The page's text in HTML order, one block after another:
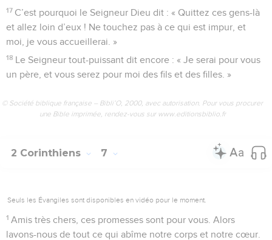
17 C’est pourquoi le Seigneur Dieu dit : « Quittez ces gens-là
et allez loin d’eux ! Ne touchez pas à ce qui est impur, et
moi, je vous accueillerai. »
18 Le Seigneur tout-puissant dit encore : « Je serai pour vous
un père, et vous serez pour moi des fils et des filles. »
© Société biblique française – Bibli’O, 2000, avec autorisation. Pour vous procurer
une Bible imprimée, rendez-vous sur www.editionsbiblio.fr
2 Corinthiens 7
Seuls les Évangiles sont disponibles en vidéo pour le moment.
1 Amis très chers, ces promesses sont pour vous. Alors
lavons-nous de tout ce qui abîme notre corps et notre cœur.